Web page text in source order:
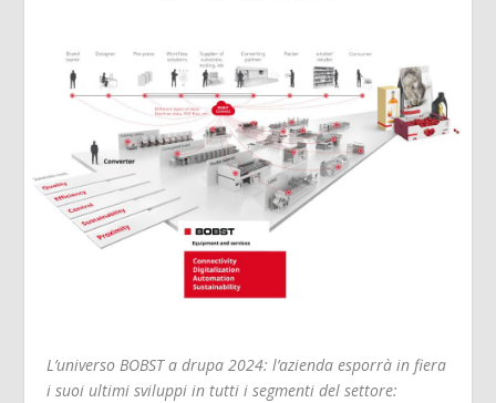
L’universo BOBST a drupa 2024: l’azienda esporrà in fiera
i suoi ultimi sviluppi in tutti i segmenti del settore: